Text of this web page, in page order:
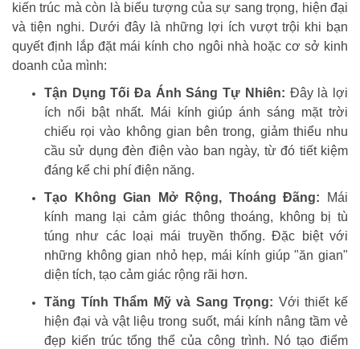
kiến trúc mà còn là biểu tượng của sự sang trọng, hiện đại
và tiện nghi. Dưới đây là những lợi ích vượt trội khi bạn
quyết định lắp đặt mái kính cho ngôi nhà hoặc cơ sở kinh
doanh của mình:
Tận Dụng Tối Đa Ánh Sáng Tự Nhiên: Đây là lợi
ích nổi bật nhất. Mái kính giúp ánh sáng mặt trời
chiếu rọi vào không gian bên trong, giảm thiểu nhu
cầu sử dụng đèn điện vào ban ngày, từ đó tiết kiệm
đáng kể chi phí điện năng.
Tạo Không Gian Mở Rộng, Thoáng Đãng: Mái
kính mang lại cảm giác thông thoáng, không bị tù
túng như các loại mái truyền thống. Đặc biệt với
những không gian nhỏ hẹp, mái kính giúp "ăn gian"
diện tích, tạo cảm giác rộng rãi hơn.
Tăng Tính Thẩm Mỹ và Sang Trọng: Với thiết kế
hiện đại và vật liệu trong suốt, mái kính nâng tầm vẻ
đẹp kiến trúc tổng thể của công trình. Nó tạo điểm